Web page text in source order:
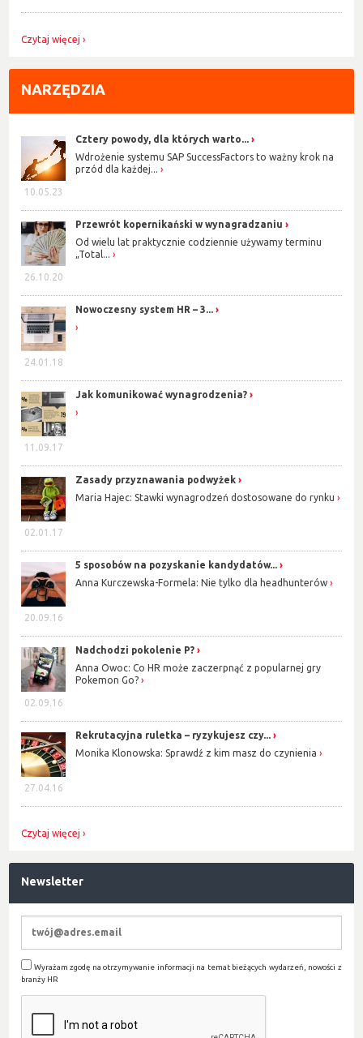
Czytaj więcej
NARZĘDZIA
10.05.23
Cztery powody, dla których warto...
Wdrożenie systemu SAP SuccessFactors to ważny krok na
przód dla każdej...
26.10.20
Przewrót kopernikański w wynagradzaniu
Od wielu lat praktycznie codziennie używamy terminu
„Total...
24.01.18
Nowoczesny system HR – 3...
11.09.17
Jak komunikować wynagrodzenia?
02.01.17
Zasady przyznawania podwyżek
Maria Hajec: Stawki wynagrodzeń dostosowane do rynku
20.09.16
5 sposobów na pozyskanie kandydatów...
Anna Kurczewska-Formela: Nie tylko dla headhunterów
02.09.16
Nadchodzi pokolenie P?
Anna Owoc: Co HR może zaczerpnąć z popularnej gry
Pokemon Go?
27.04.16
Rekrutacyjna ruletka – ryzykujesz czy...
Monika Klonowska: Sprawdź z kim masz do czynienia
Czytaj więcej
Newsletter
Wyrażam zgodę na otrzymywanie informacji na temat bieżących wydarzeń, nowości z
branży HR